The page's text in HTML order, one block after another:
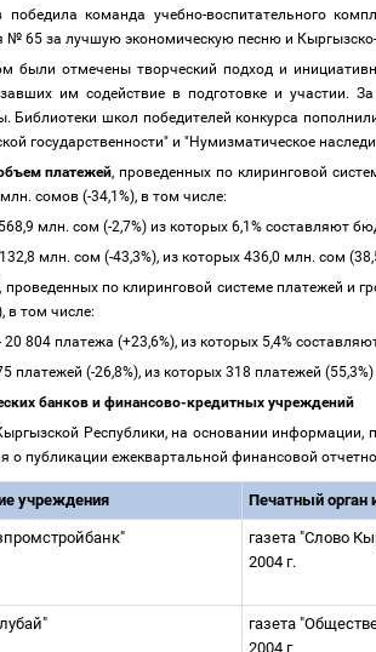
победила команда учебно-воспитательного
№ 65 за лучшую экономическую песню и
были отмечены творческий подход и
им содействие в подготовке и участии.
Библиотеки школ победителей конкурса
государственности" и "Нумизматическое
платежей, проведенных по клиринговой
сомов (-34,1%), в том числе:
млн. сом (-2,7%) из которых 6,1% составляют
млн. сом (-43,3%), из которых 436,0 млн. сом
проведенных по клиринговой системе платежей и
в том числе:
20 804 платежа (+23,6%), из которых 5,4%
платежей (-26,8%), из которых 318 платежей
банков и финансово-кредитных учреждений
Республики, на основании информации,
о публикации ежеквартальной финансовой
учреждения Печатный орган
газета "Слово
2004 г.
газета
2004 г